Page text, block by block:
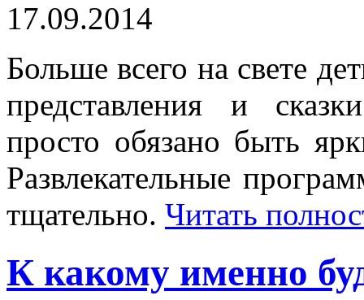
17.09.2014
Больше всего на свете
представления и
просто обязано быть
Развлекательные
тщательно. Читать
К какому именно